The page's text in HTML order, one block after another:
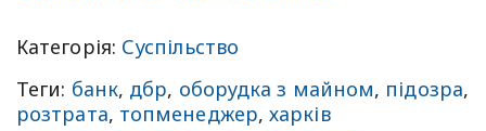
Категорія: Суспільство
Теги: банк, дбр, оборудка з майном, підозра,
розтрата, топменеджер,харків